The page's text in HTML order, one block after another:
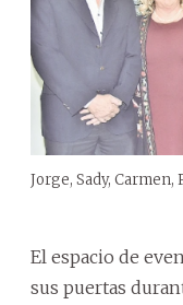
Jorge, Sady, Carmen,
El espacio de
sus puertas